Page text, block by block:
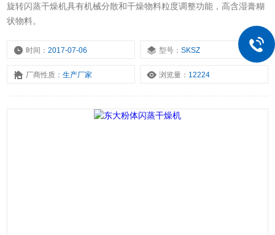
旋转闪蒸干燥机具有机械分散和干燥物料粒度调整功能，高含湿膏糊
状物料。
时间：2017-07-06 型号：SKSZ
厂商性质：生产厂家 浏览量： 12224